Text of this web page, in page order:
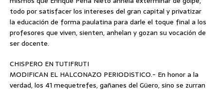
todo por satisfacer los intereses del gran capital y privatizar
la educación de forma paulatina para darle el toque final a los
profesores que viven, sienten, anhelan y gozan su vocación de
ser docente.
CHISPERO EN TUTIFRUTI
MODIFICAN EL HALCONAZO PERIODISTICO.- En honor a la
verdad, los 41 mequetrefes, gañanes del Güero, sino se zurran